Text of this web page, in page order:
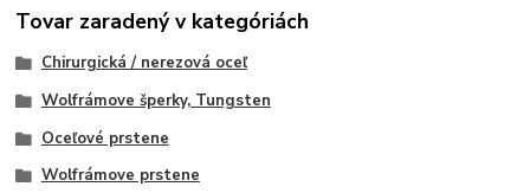
Tovar zaradený v kategóriách
Chirurgická / nerezová oceľ
Wolfrámove šperky, Tungsten
Oceľové prstene
Wolfrámove prstene